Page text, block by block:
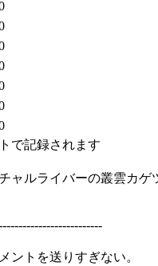
で記録されます
ャルライバーの叢雲カゲ
ントを送りすぎない。